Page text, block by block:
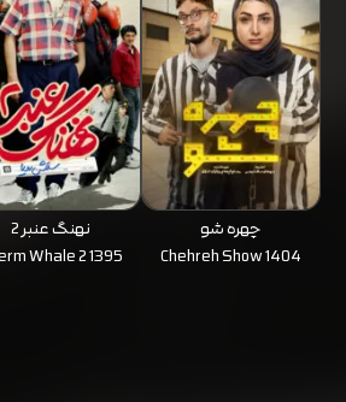
چهره شو
Chehreh Show 1404
نهنگ عنبر 2
Whale 2 1395